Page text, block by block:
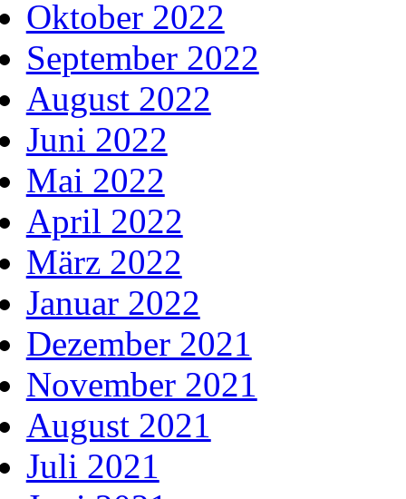
Oktober 2022
September 2022
August 2022
Juni 2022
Mai 2022
April 2022
März 2022
Januar 2022
Dezember 2021
November 2021
August 2021
Juli 2021